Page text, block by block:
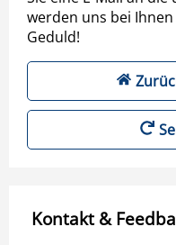
werden uns bei
Geduld!
Kontakt &